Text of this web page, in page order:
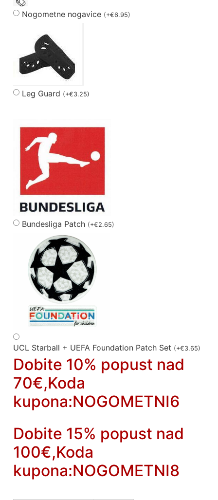
Nogometne nogavice (+€6.95)
Leg Guard (+€3.25)
Bundesliga Patch (+€2.65)
UCL Starball + UEFA Foundation Patch Set (+€3.65)
Dobite 10% popust nad
70€,Koda
kupona:NOGOMETNI6
Dobite 15% popust nad
100€,Koda
kupona:NOGOMETNI8